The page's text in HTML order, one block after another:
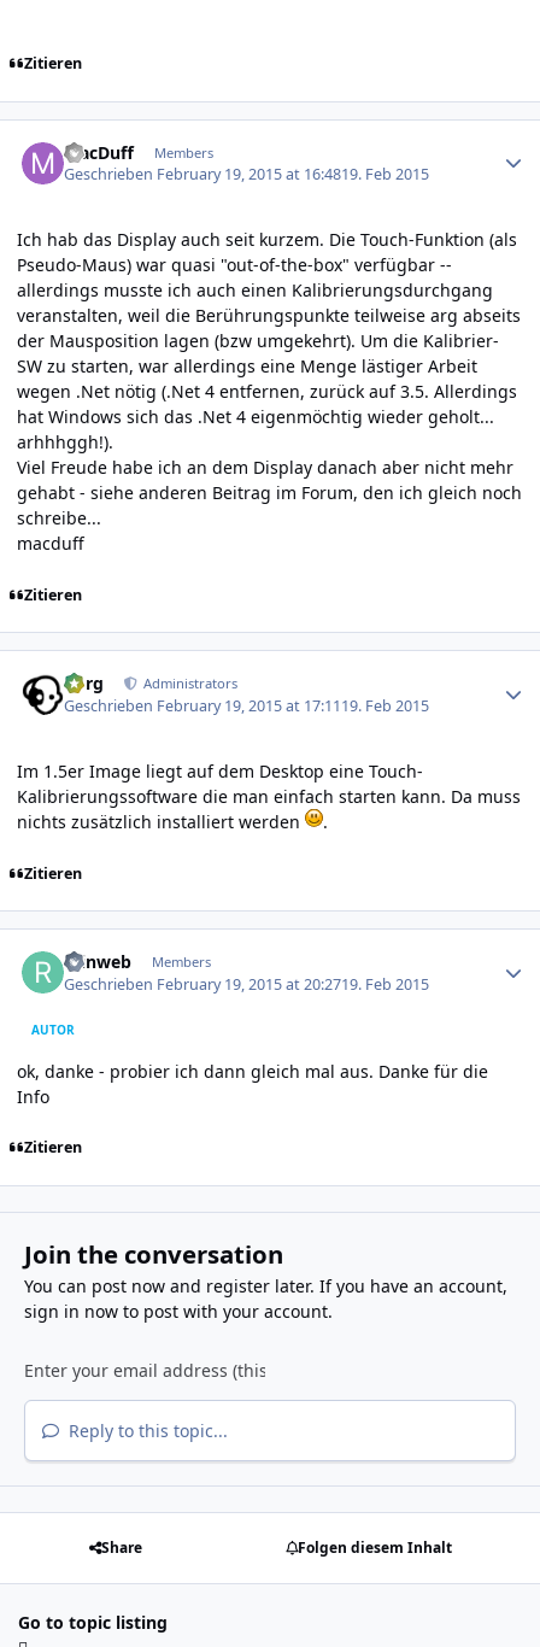
Zitieren
MacDuff Members
Geschrieben February 19, 2015 at 16:4819. Feb 2015
Ich hab das Display auch seit kurzem. Die Touch-Funktion (als
Pseudo-Maus) war quasi "out-of-the-box" verfügbar --
allerdings musste ich auch einen Kalibrierungsdurchgang
veranstalten, weil die Berührungspunkte teilweise arg abseits
der Mausposition lagen (bzw umgekehrt). Um die Kalibrier-
SW zu starten, war allerdings eine Menge lästiger Arbeit
wegen .Net nötig (.Net 4 entfernen, zurück auf 3.5. Allerdings
hat Windows sich das .Net 4 eigenmöchtig wieder geholt...
arhhhggh!).
Viel Freude habe ich an dem Display danach aber nicht mehr
gehabt - siehe anderen Beitrag im Forum, den ich gleich noch
schreibe...
macduff
Zitieren
borg Administrators
Geschrieben February 19, 2015 at 17:1119. Feb 2015
Im 1.5er Image liegt auf dem Desktop eine Touch-
Kalibrierungssoftware die man einfach starten kann. Da muss
nichts zusätzlich installiert werden
.
Zitieren
reinweb Members
Geschrieben February 19, 2015 at 20:2719. Feb 2015
AUTOR
ok, danke - probier ich dann gleich mal aus. Danke für die
Info
Zitieren
Join the conversation
You can post now and register later. If you have an account,
sign in nowto post with your account.
Reply to this topic...
Share Folgen diesem Inhalt
Go to topic listing